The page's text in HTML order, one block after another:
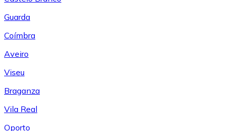
Guarda
Coímbra
Aveiro
Viseu
Braganza
Vila Real
Oporto